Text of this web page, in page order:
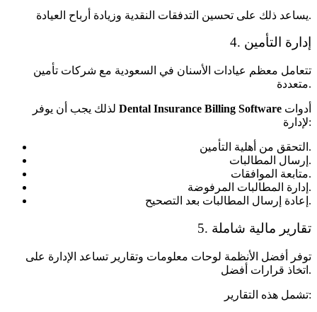
يساعد ذلك على تحسين التدفقات النقدية وزيادة أرباح العيادة.
4. إدارة التأمين
تتعامل معظم عيادات الأسنان في السعودية مع شركات تأمين
متعددة.
Dental Insurance Billing Software
لإدارة:
التحقق من أهلية التأمين.
إرسال المطالبات.
متابعة الموافقات.
إدارة المطالبات المرفوضة.
إعادة إرسال المطالبات بعد التصحيح.
5. تقارير مالية شاملة
توفر أفضل الأنظمة لوحات معلومات وتقارير تساعد الإدارة على
اتخاذ قرارات أفضل.
تشمل هذه التقارير: